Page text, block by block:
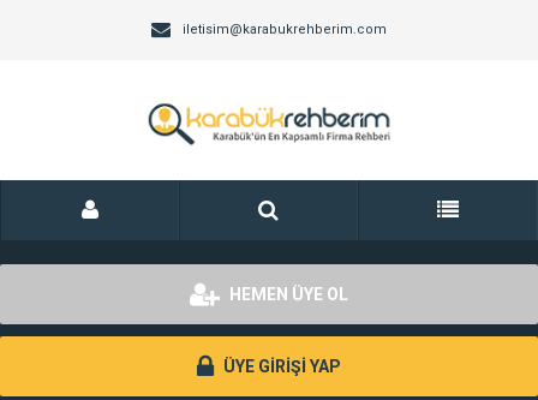
iletisim@karabukrehberim.com
HEMEN ÜYE OL
ÜYE GİRİŞİ YAP